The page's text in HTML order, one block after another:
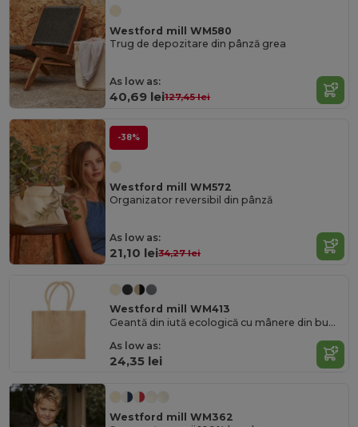
Westford mill WM580
Trug de depozitare din pânză grea
As low as:
40,69 lei127,45 lei
-38%
Westford mill WM572
Organizator reversibil din pânză
As low as:
21,10 lei34,27 lei
Westford mill WM413
Geantă din iută ecologică cu mânere din bumbac
As low as:
24,35 lei
Westford mill WM362